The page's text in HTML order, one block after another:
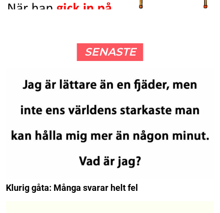
SENASTE
Klurig gåta: Många svarar helt fel